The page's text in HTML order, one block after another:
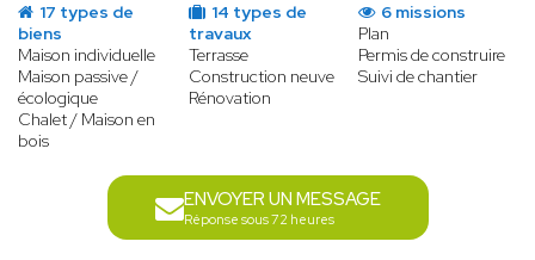
17 types de
biens
Maison individuelle
Maison passive /
écologique
Chalet / Maison en
bois
14 types de
travaux
Terrasse
Construction neuve
Rénovation
6 missions
Plan
Permis de construire
Suivi de chantier
ENVOYER UN MESSAGE
Réponse sous 72 heures